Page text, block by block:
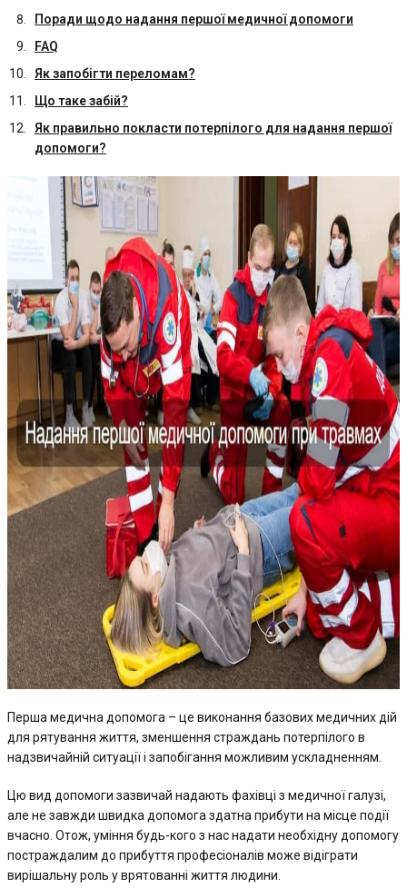
Поради щодо надання першої медичної допомоги
FAQ
Як запобігти переломам?
Що таке забій?
Як правильно покласти потерпілого для надання першої
допомоги?
Перша медична допомога – це виконання базових медичних дій
для рятування життя, зменшення страждань потерпілого в
надзвичайній ситуації і запобігання можливим ускладненням.
Цю вид допомоги зазвичай надають фахівці з медичної галузі,
але не завжди швидка допомога здатна прибути на місце події
вчасно. Отож, уміння будь-кого з нас надати необхідну допомогу
постраждалим до прибуття професіоналів може відіграти
вирішальну роль у врятованні життя людини.